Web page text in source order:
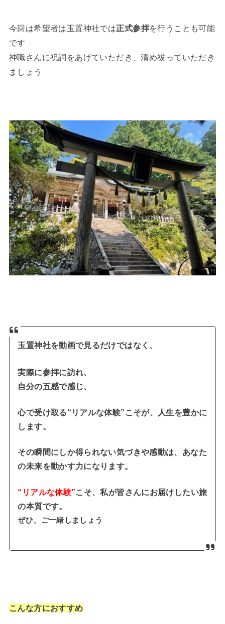
今回は希望者は玉置神社では正式参拝を行うことも可能
です
神職さんに祝詞をあげていただき、清め祓っていただき
ましょう
玉置神社を動画で見るだけではなく、
実際に参拝に訪れ、
自分の五感で感じ、
心で受け取る“リアルな体験”こそが、人生を豊かに
します。
その瞬間にしか得られない気づきや感動は、あなた
の未来を動かす力になります。
“リアルな体験”こそ、私が皆さんにお届けしたい旅
の本質です。
ぜひ、ご一緒しましょう
こんな方におすすめ